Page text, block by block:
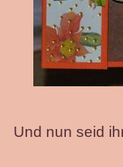
Und nun seid